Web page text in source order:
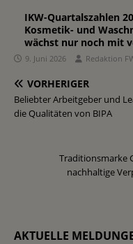
IKW-Quartalszahlen
Kosmetik- und
wächst nur noch mit
9. Juni 2026 Redaktion
VORHERIGER
Beliebter Arbeitgeber und
die Qualitäten von BIPA
Traditionsmarke
nachhaltige
AKTUELLE